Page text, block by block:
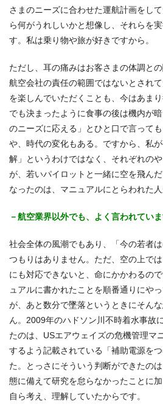
さまのニーズに合わせた運航計画をし
ら何がうれしいかと想像し、それらを
す。私は乗り物や旅が好きですから。
ただし、耳の痛みはお客さまの体調と
航空会社の責任の範囲ではないとされ
を楽しんでいただくことも、今はあま
でも決まったように食事の後は機内が
のニーズに応える」とひと口で言って
や、時代の変化もある。ですから、私
解」というわけではなく、それぞれの
が、若いパイロットと一緒に空を飛ん
なったのは、マニュアルにとらわれた人
－航空業界以外でも、よく言われていま
社会全体の風潮でもあり、「今の若者
つもりはありません。ただ、空の上で
にも対応できないと、命にかかわるの
ュアルに書かれたことを順番通りにや
が、あと数分で墜落というときにそん
ん。2009年のハドソン川不時着水事故
たのは、USエアウェイズの危機管理マ
するよう記載されている「補助電源を
た。とっさにそういう判断ができたの
態に備えて研究を怠らなかったことに
自ら考え、理解していたからです。